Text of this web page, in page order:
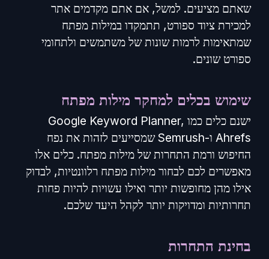
שאתם מציעים. למשל, אם אתם מקדמים אתר
למכירת ציוד ספורט, תתמקדו במילות מפתח
שמתאימות לרמות שונות של משתמשים ולתחומי
ספורט שונים.
שימוש בכלים למחקר מילות מפתח
ישנם כלים כמו Google Keyword Planner,
Ahrefs ו-Semrush שמסייעים לזהות את נפח
החיפוש ורמת התחרות של מילות מפתח. כלים אלו
מאפשרים לכם לבחור מילות מפתח רלוונטיות, לבדוק
אילו מהן מחופשות יותר ואילו עשויות להיות פחות
תחרותיות ומדויקות יותר לקהל היעד שלכם.
בחינת התחרות